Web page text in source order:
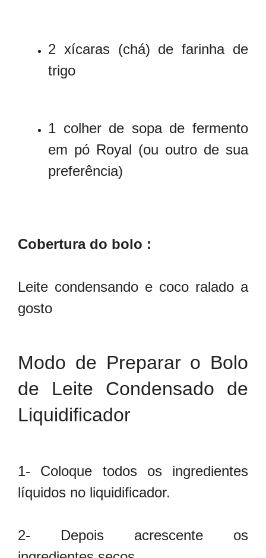
2 xícaras (chá) de farinha de
trigo
1 colher de sopa de fermento
em pó Royal (ou outro de sua
preferência)
Cobertura do bolo :
Leite condensando e coco ralado a
gosto
Modo de Preparar o Bolo
de Leite Condensado de
Liquidificador
1- Coloque todos os ingredientes
líquidos no liquidificador.
2- Depois acrescente os